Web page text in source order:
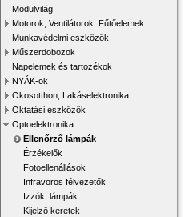
Modulvilág
Motorok, Ventilátorok, Fűtőelemek
Munkavédelmi eszközök
Műszerdobozok
Napelemek és tartozékok
NYÁK-ok
Okosotthon, Lakáselektronika
Oktatási eszközök
Optoelektronika
Ellenőrző lámpák
Érzékelők
Fotoellenállások
Infravörös félvezetők
Izzók, lámpák
Kijelző keretek